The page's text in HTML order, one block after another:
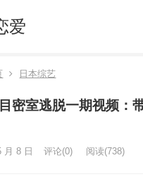
爱
日本综艺
密室逃脱一期视频：
月 8 日 评论(0) 阅读(738)